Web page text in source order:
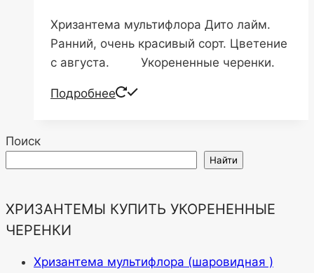
Хризантема мультифлора Дито лайм.
Ранний, очень красивый сорт. Цветение
с августа. Укорененные черенки.
Подробнее
Поиск
Найти
ХРИЗАНТЕМЫ КУПИТЬ УКОРЕНЕННЫЕ
ЧЕРЕНКИ
Хризантема мультифлора (шаровидная )